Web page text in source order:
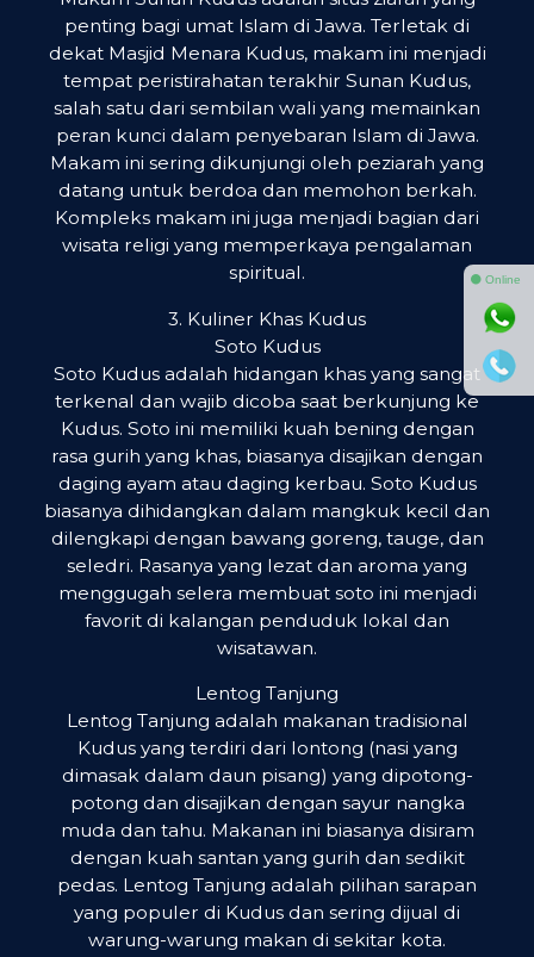
penting bagi umat Islam di Jawa. Terletak di
dekat Masjid Menara Kudus, makam ini menjadi
tempat peristirahatan terakhir Sunan Kudus,
salah satu dari sembilan wali yang memainkan
peran kunci dalam penyebaran Islam di Jawa.
Makam ini sering dikunjungi oleh peziarah yang
datang untuk berdoa dan memohon berkah.
Kompleks makam ini juga menjadi bagian dari
wisata religi yang memperkaya pengalaman
spiritual.
3. Kuliner Khas Kudus
Soto Kudus
Soto Kudus adalah hidangan khas yang sangat
terkenal dan wajib dicoba saat berkunjung ke
Kudus. Soto ini memiliki kuah bening dengan
rasa gurih yang khas, biasanya disajikan dengan
daging ayam atau daging kerbau. Soto Kudus
biasanya dihidangkan dalam mangkuk kecil dan
dilengkapi dengan bawang goreng, tauge, dan
seledri. Rasanya yang lezat dan aroma yang
menggugah selera membuat soto ini menjadi
favorit di kalangan penduduk lokal dan
wisatawan.
Lentog Tanjung
Lentog Tanjung adalah makanan tradisional
Kudus yang terdiri dari lontong (nasi yang
dimasak dalam daun pisang) yang dipotong-
potong dan disajikan dengan sayur nangka
muda dan tahu. Makanan ini biasanya disiram
dengan kuah santan yang gurih dan sedikit
pedas. Lentog Tanjung adalah pilihan sarapan
yang populer di Kudus dan sering dijual di
warung-warung makan di sekitar kota.
⚫ Online